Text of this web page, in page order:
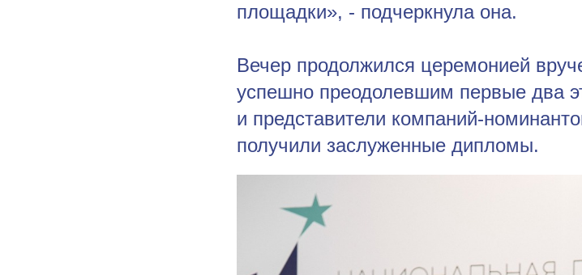
площадки», - подчеркнула она.
Вечер продолжился церемонией
успешно преодолевшим первые два
и представители компаний-
получили заслуженные дипломы.